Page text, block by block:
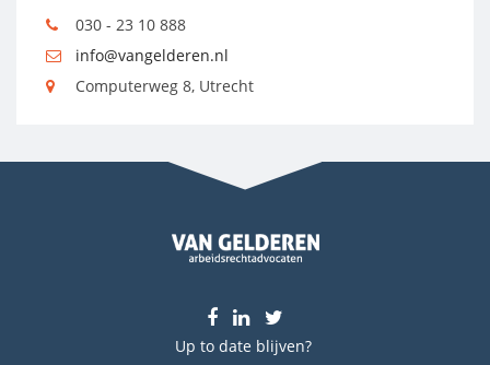
030 - 23 10 888
info@vangelderen.nl
Computerweg 8, Utrecht
Up to date blijven?